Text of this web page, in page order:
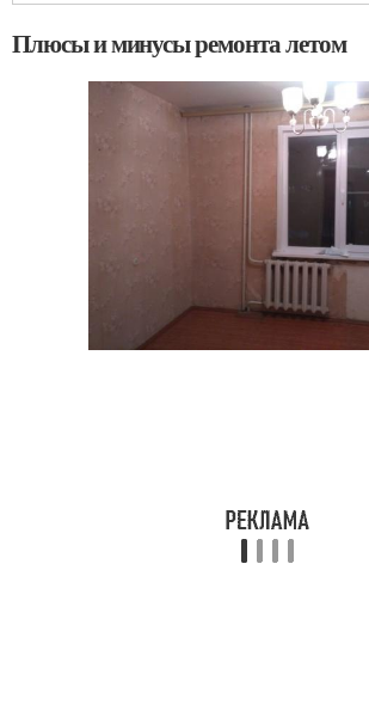
Плюсы и минусы ремонта летом